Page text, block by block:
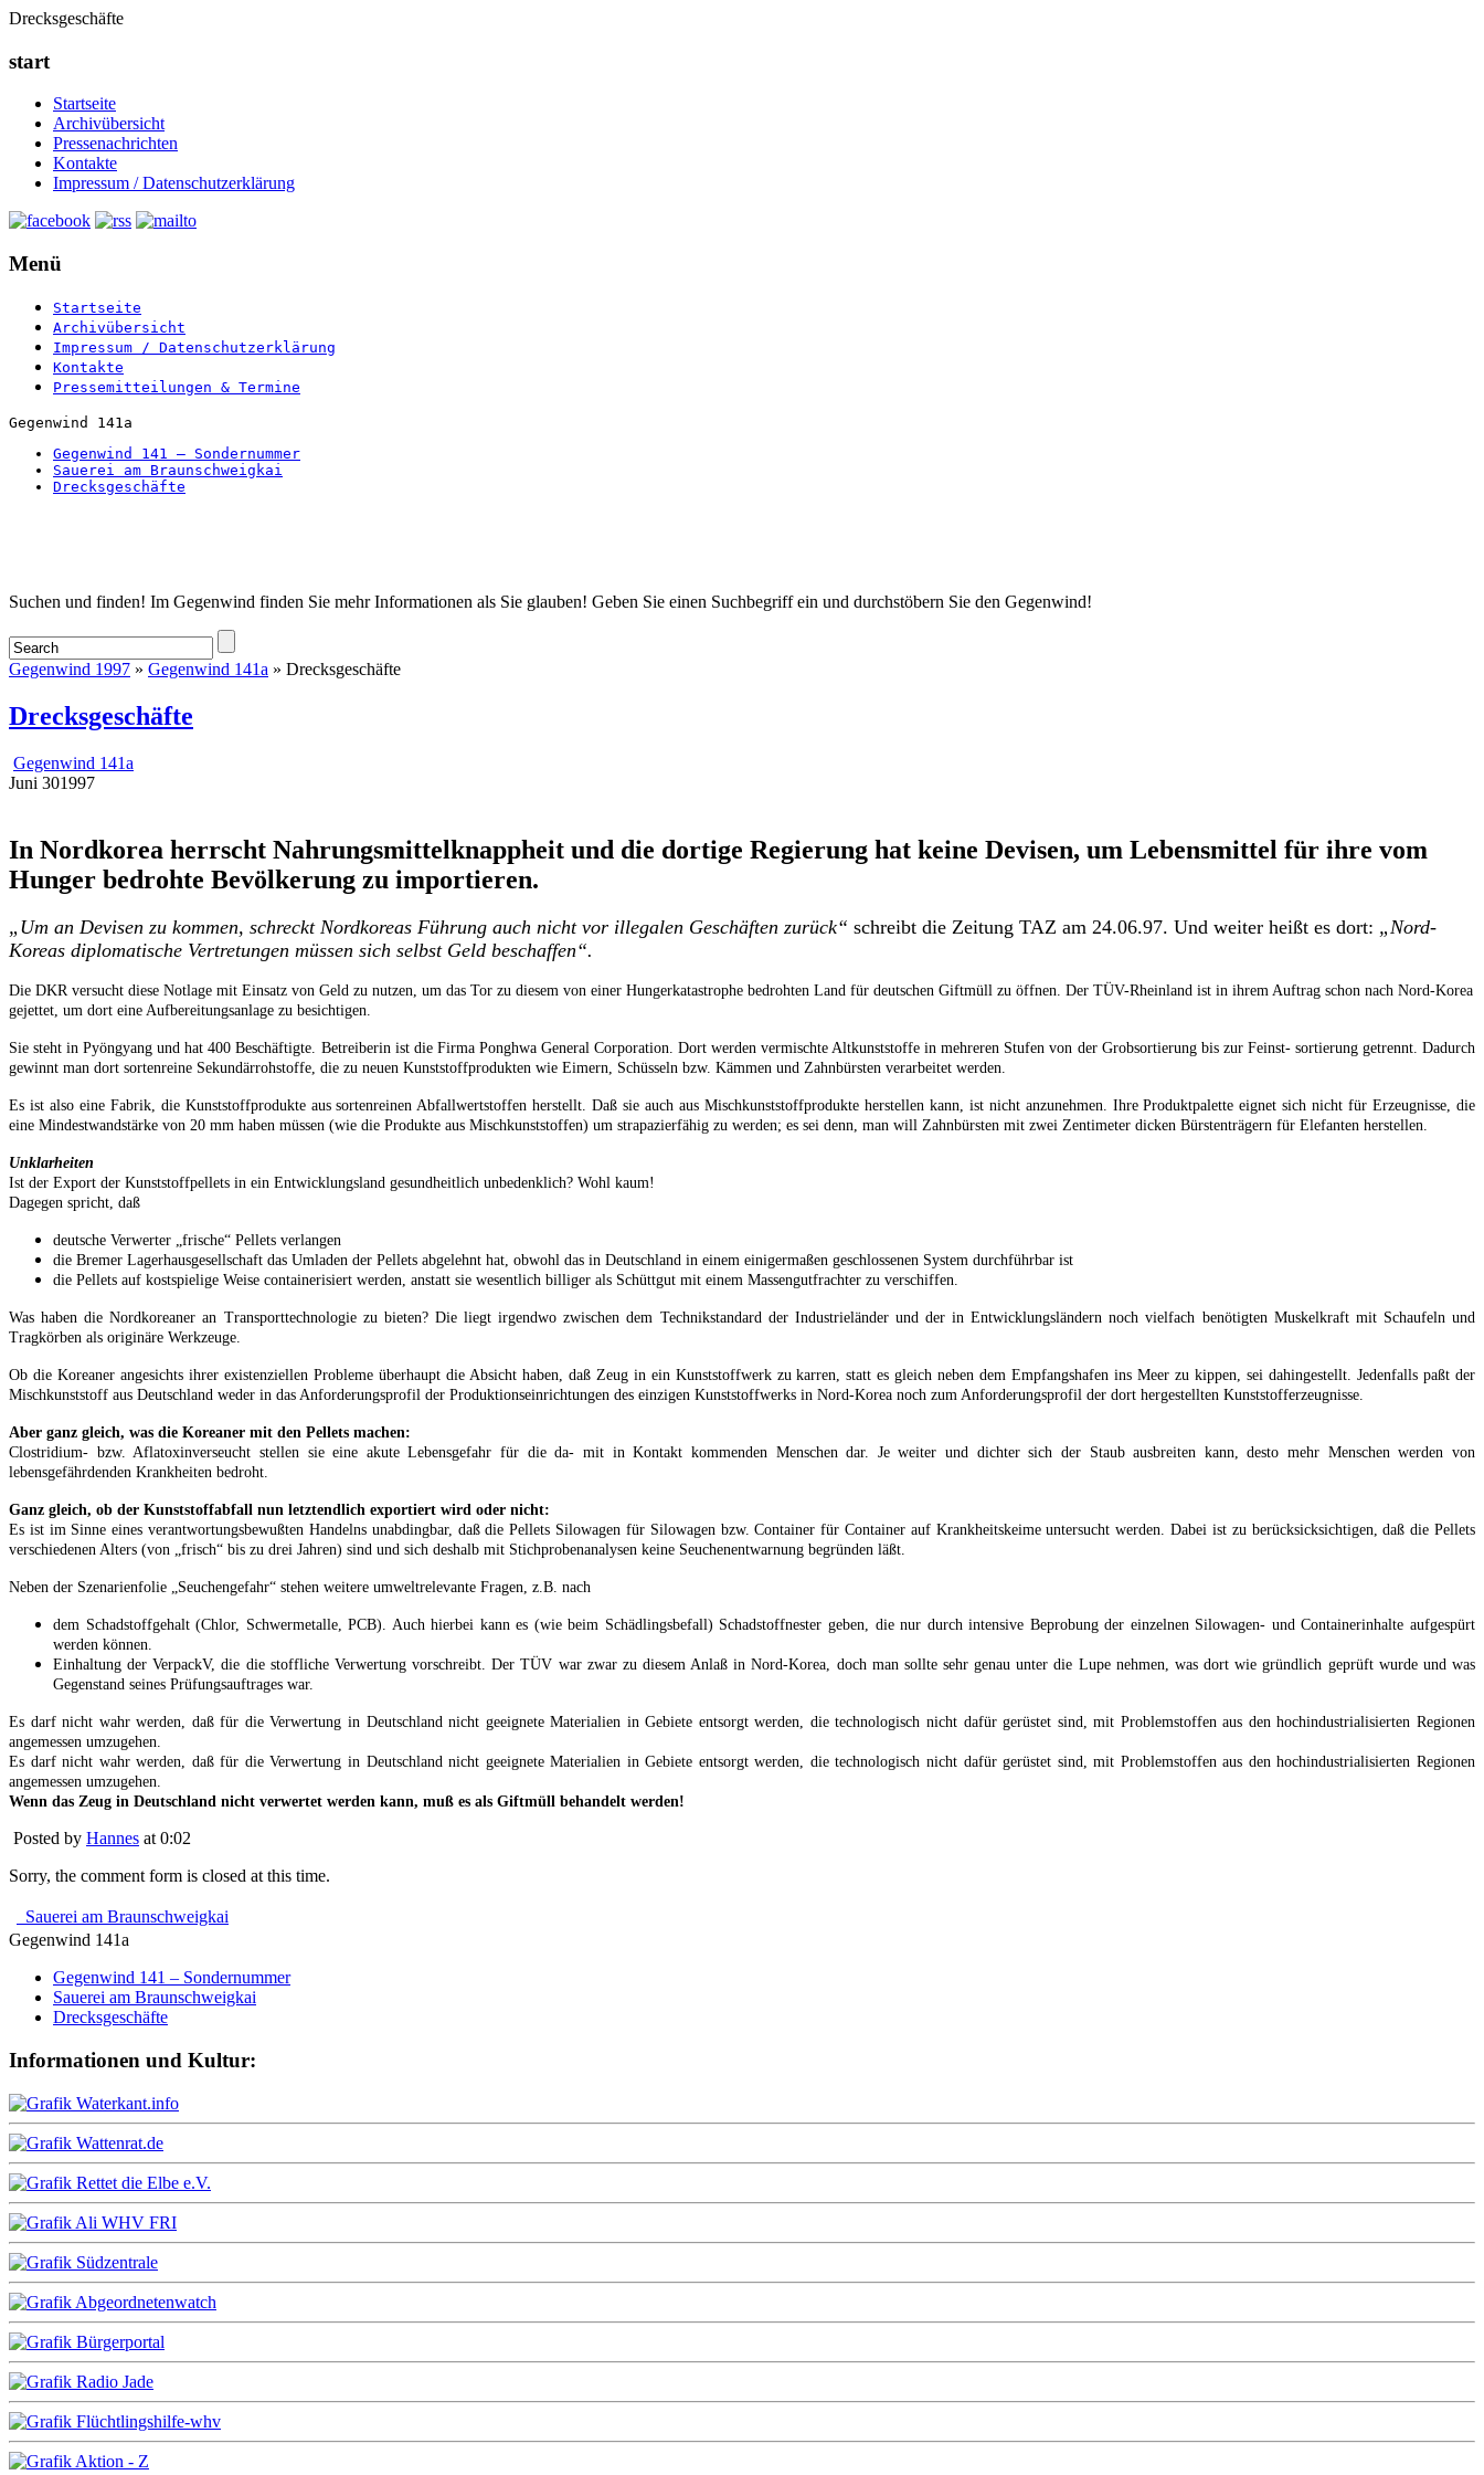
Drecksgeschäfte
start
Startseite
Archivübersicht
Pressenachrichten
Kontakte
Impressum / Datenschutzerklärung
Menü
Startseite
Archivübersicht
Impressum / Datenschutzerklärung
Kontakte
Pressemitteilungen & Termine
Gegenwind 141a
Gegenwind 141 – Sondernummer
Sauerei am Braunschweigkai
Drecksgeschäfte
Startseite
Suchen und finden! Im Gegenwind finden Sie mehr Informationen als Sie glauben! Geben Sie einen Suchbegriff ein und durchstöbern Sie den Gegenwind!
Gegenwind 1997 » Gegenwind 141a » Drecksgeschäfte
Drecksgeschäfte
Gegenwind 141a
Juni 301997
In Nordkorea herrscht Nahrungsmittelknappheit und die dortige Regierung hat keine Devisen, um Lebensmittel für ihre vom
Hunger bedrohte Bevölkerung zu importieren.
„Um an Devisen zu kommen, schreckt Nordkoreas Führung auch nicht vor illegalen Geschäften zurück“ schreibt die Zeitung TAZ am 24.06.97. Und weiter heißt es dort: „Nord-
Koreas diplomatische Vertretungen müssen sich selbst Geld beschaffen“.
Die DKR versucht diese Notlage mit Einsatz von Geld zu nutzen, um das Tor zu diesem von einer Hungerkatastrophe bedrohten Land für deutschen Giftmüll zu öffnen. Der TÜV-Rheinland ist in ihrem Auftrag schon nach Nord-Korea
gejettet, um dort eine Aufbereitungsanlage zu besichtigen.
Sie steht in Pyöngyang und hat 400 Beschäftigte. Betreiberin ist die Firma Ponghwa General Corporation. Dort werden vermischte Altkunststoffe in mehreren Stufen von der Grobsortierung bis zur Feinst- sortierung getrennt. Dadurch
gewinnt man dort sortenreine Sekundärrohstoffe, die zu neuen Kunststoffprodukten wie Eimern, Schüsseln bzw. Kämmen und Zahnbürsten verarbeitet werden.
Es ist also eine Fabrik, die Kunststoffprodukte aus sortenreinen Abfallwertstoffen herstellt. Daß sie auch aus Mischkunststoffprodukte herstellen kann, ist nicht anzunehmen. Ihre Produktpalette eignet sich nicht für Erzeugnisse, die
eine Mindestwandstärke von 20 mm haben müssen (wie die Produkte aus Mischkunststoffen) um strapazierfähig zu werden; es sei denn, man will Zahnbürsten mit zwei Zentimeter dicken Bürstenträgern für Elefanten herstellen.
Unklarheiten
Ist der Export der Kunststoffpellets in ein Entwicklungsland gesundheitlich unbedenklich? Wohl kaum!
Dagegen spricht, daß
deutsche Verwerter „frische“ Pellets verlangen
die Bremer Lagerhausgesellschaft das Umladen der Pellets abgelehnt hat, obwohl das in Deutschland in einem einigermaßen geschlossenen System durchführbar ist
die Pellets auf kostspielige Weise containerisiert werden, anstatt sie wesentlich billiger als Schüttgut mit einem Massengutfrachter zu verschiffen.
Was haben die Nordkoreaner an Transporttechnologie zu bieten? Die liegt irgendwo zwischen dem Technikstandard der Industrieländer und der in Entwicklungsländern noch vielfach benötigten Muskelkraft mit Schaufeln und
Tragkörben als originäre Werkzeuge.
Ob die Koreaner angesichts ihrer existenziellen Probleme überhaupt die Absicht haben, daß Zeug in ein Kunststoffwerk zu karren, statt es gleich neben dem Empfangshafen ins Meer zu kippen, sei dahingestellt. Jedenfalls paßt der
Mischkunststoff aus Deutschland weder in das Anforderungsprofil der Produktionseinrichtungen des einzigen Kunststoffwerks in Nord-Korea noch zum Anforderungsprofil der dort hergestellten Kunststofferzeugnisse.
Aber ganz gleich, was die Koreaner mit den Pellets machen:
Clostridium- bzw. Aflatoxinverseucht stellen sie eine akute Lebensgefahr für die da- mit in Kontakt kommenden Menschen dar. Je weiter und dichter sich der Staub ausbreiten kann, desto mehr Menschen werden von
lebensgefährdenden Krankheiten bedroht.
Ganz gleich, ob der Kunststoffabfall nun letztendlich exportiert wird oder nicht:
Es ist im Sinne eines verantwortungsbewußten Handelns unabdingbar, daß die Pellets Silowagen für Silowagen bzw. Container für Container auf Krankheitskeime untersucht werden. Dabei ist zu berücksicksichtigen, daß die Pellets
verschiedenen Alters (von „frisch“ bis zu drei Jahren) sind und sich deshalb mit Stichprobenanalysen keine Seuchenentwarnung begründen läßt.
Neben der Szenarienfolie „Seuchengefahr“ stehen weitere umweltrelevante Fragen, z.B. nach
dem Schadstoffgehalt (Chlor, Schwermetalle, PCB). Auch hierbei kann es (wie beim Schädlingsbefall) Schadstoffnester geben, die nur durch intensive Beprobung der einzelnen Silowagen- und Containerinhalte aufgespürt
werden können.
Einhaltung der VerpackV, die die stoffliche Verwertung vorschreibt. Der TÜV war zwar zu diesem Anlaß in Nord-Korea, doch man sollte sehr genau unter die Lupe nehmen, was dort wie gründlich geprüft wurde und was
Gegenstand seines Prüfungsauftrages war.
Es darf nicht wahr werden, daß für die Verwertung in Deutschland nicht geeignete Materialien in Gebiete entsorgt werden, die technologisch nicht dafür gerüstet sind, mit Problemstoffen aus den hochindustrialisierten Regionen
angemessen umzugehen.
Es darf nicht wahr werden, daß für die Verwertung in Deutschland nicht geeignete Materialien in Gebiete entsorgt werden, die technologisch nicht dafür gerüstet sind, mit Problemstoffen aus den hochindustrialisierten Regionen
angemessen umzugehen.
Wenn das Zeug in Deutschland nicht verwertet werden kann, muß es als Giftmüll behandelt werden!
Posted by Hannes at 0:02
Sorry, the comment form is closed at this time.
Sauerei am Braunschweigkai
Gegenwind 141a
Gegenwind 141 – Sondernummer
Sauerei am Braunschweigkai
Drecksgeschäfte
Informationen und Kultur: